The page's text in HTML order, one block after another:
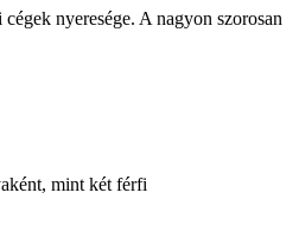
nyeresége. A nagyon szorosan
mint két férfi